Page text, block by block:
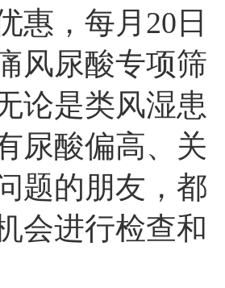
惠，每月20日
风尿酸专项筛
论是类风湿患
尿酸偏高、关
题的朋友，都
会进行检查和